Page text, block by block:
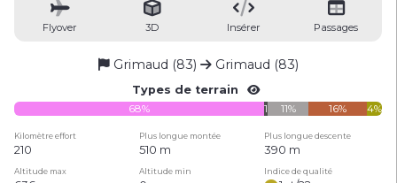
Flyover 3D Insérer Passages
Grimaud (83) Grimaud (83)
Types de terrain
68%
1% 11% 16% 4%
Kilomètre effort Plus longue montée Plus longue descente
210 510 m 390 m
Altitude max Altitude min Indice de qualité